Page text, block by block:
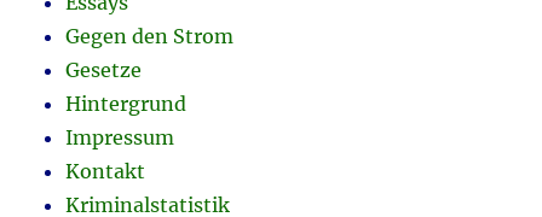
Gegen den Strom
Gesetze
Hintergrund
Impressum
Kontakt
Kriminalstatistik